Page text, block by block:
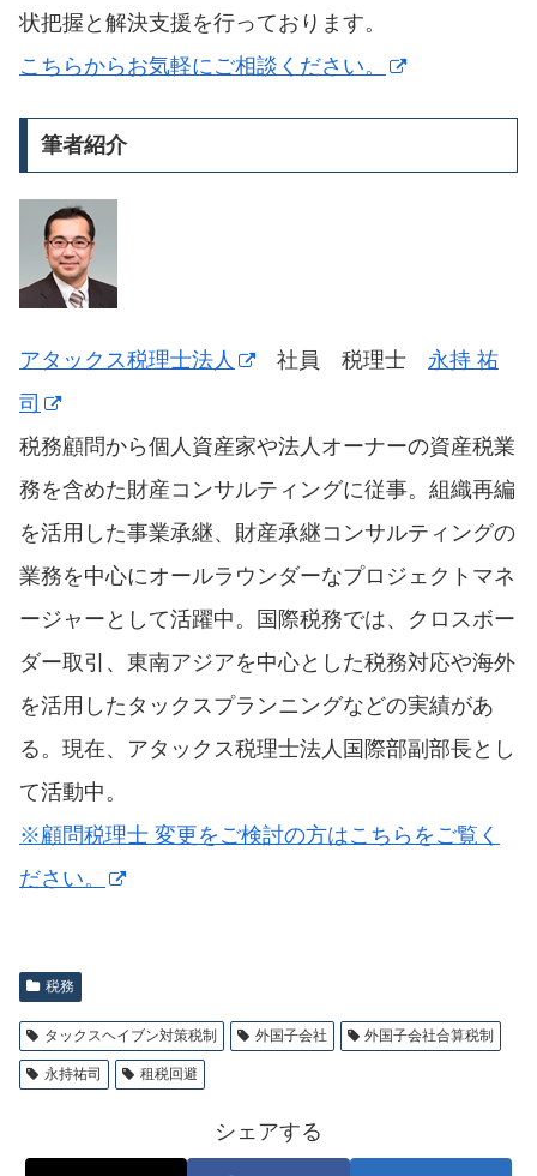
状把握と解決支援を行っております。
こちらからお気軽にご相談ください。
筆者紹介
アタックス税理士法人 社員 税理士 永持 祐
司
税務顧問から個人資産家や法人オーナーの資産税業
務を含めた財産コンサルティングに従事。組織再編
を活用した事業承継、財産承継コンサルティングの
業務を中心にオールラウンダーなプロジェクトマネ
ージャーとして活躍中。国際税務では、クロスボー
ダー取引、東南アジアを中心とした税務対応や海外
を活用したタックスプランニングなどの実績があ
る。現在、アタックス税理士法人国際部副部長とし
て活動中。
※顧問税理士 変更をご検討の方はこちらをご覧く
ださい。
税務
タックスヘイブン対策税制 外国子会社 外国子会社合算税制
永持祐司 租税回避
シェアする